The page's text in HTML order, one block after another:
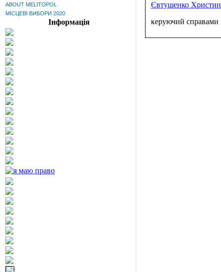
ABOUT MELITOPOL
МІСЦЕВІ ВИБОРИ 2020
Інформація
Євтушенко
керуючий справами